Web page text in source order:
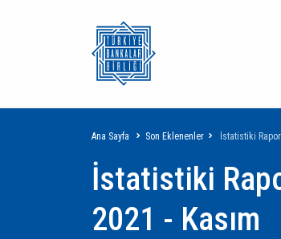
Sayfa
yolu
Ana Sayfa Son Eklenenler İstatistiki
İstatistiki
2021 - Kasım